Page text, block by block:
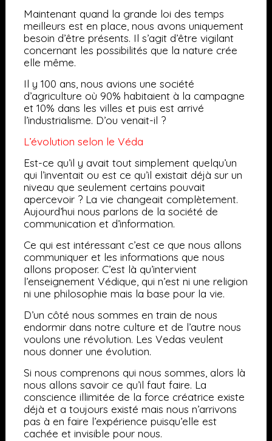
Maintenant quand la grande loi des temps
meilleurs est en place, nous avons uniquement
besoin d’être présents. Il s’agit d’être vigilant
concernant les possibilités que la nature crée
elle même.
Il y 100 ans, nous avions une société
d’agriculture où 90% habitaient à la campagne
et 10% dans les villes et puis est arrivé
l’industrialisme. D’ou venait-il ?
L’évolution selon le Véda
Est-ce qu’il y avait tout simplement quelqu’un
qui l’inventait ou est ce qu’il existait déjà sur un
niveau que seulement certains pouvait
apercevoir ? La vie changeait complètement.
Aujourd’hui nous parlons de la société de
communication et d’information.
Ce qui est intéressant c’est ce que nous allons
communiquer et les informations que nous
allons proposer. C’est là qu’intervient
l’enseignement Védique, qui n’est ni une religion
ni une philosophie mais la base pour la vie.
D’un côté nous sommes en train de nous
endormir dans notre culture et de l’autre nous
voulons une révolution. Les Vedas veulent
nous donner une évolution.
Si nous comprenons qui nous sommes, alors là
nous allons savoir ce qu’il faut faire. La
conscience illimitée de la force créatrice existe
déjà et a toujours existé mais nous n’arrivons
pas à en faire l’expérience puisqu’elle est
cachée et invisible pour nous.